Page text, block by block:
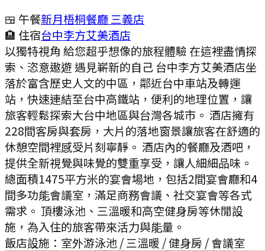
🍱 午餐新月梧桐餐廳 三義店
🏨 住宿台中李方艾美酒店
以獨特視角 給您超乎想像的旅程體驗 在這裡盡情探
索、恣意遨遊 遇見嶄新的自己 台中李方艾美酒店坐
落於富含歷史人文的中區，鄰近台中車站及轉運
站，快速連結至台中高鐵站，便利的地理位置，讓
旅客輕鬆探索大台中地區與台灣各城市。 酒店擁有
228間客房與套房，大片的落地窗景讓旅客在舒適的
休憩空間裡感受片刻寧靜。 酒店內的餐廳及酒吧，
提供全新視覺與味覺的雙重享受，讓人細細品味。
總面積1475平方米的宴會場地，包括2間宴會廳和4
間多功能會議室，滿足商務會議、社交宴會等各式
需求。 頂樓泳池、三溫暖和高空健身房等休閒設
施，為入住的旅客帶來活力與能量。
飯店設施： 室外游泳池 / 三溫暖 / 健身房 / 會議室